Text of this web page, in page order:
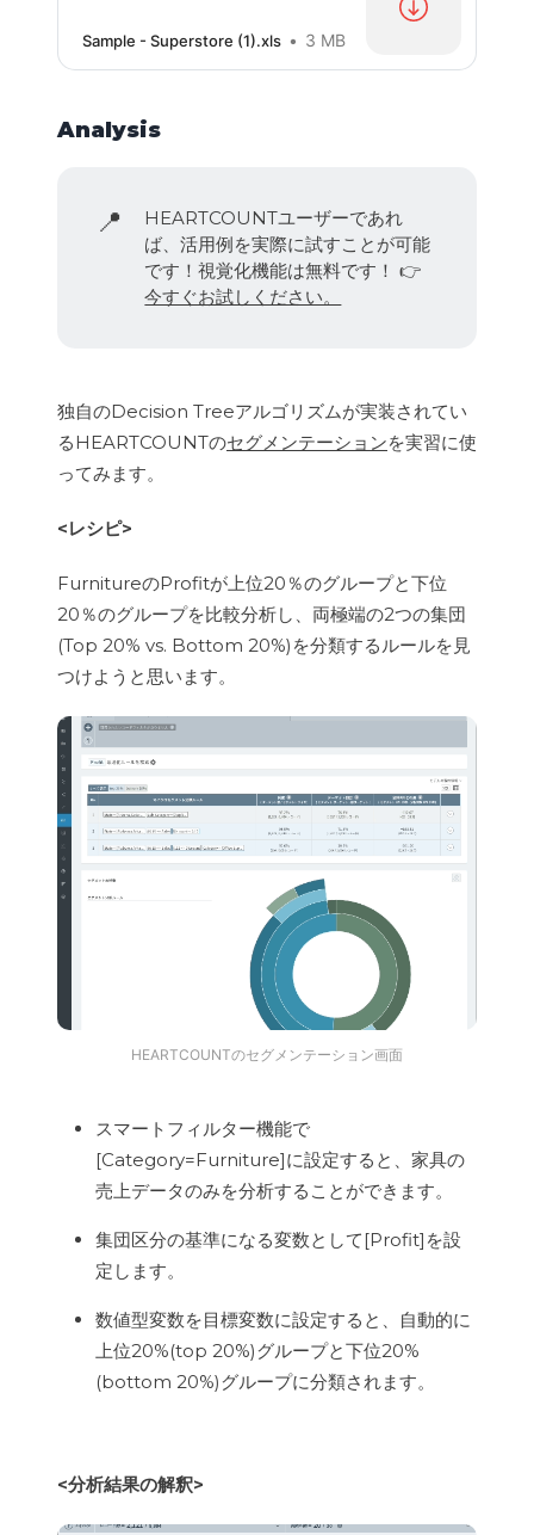
Sample - Superstore (1).xls 3 MB
Analysis
📍
HEARTCOUNTユーザーであれ
ば、活用例を実際に試すことが可能
です！視覚化機能は無料です！ 👉
今すぐお試しください。
独自のDecision Treeアルゴリズムが実装されてい
るHEARTCOUNTのセグメンテーションを実習に使
ってみます。
<レシピ>
FurnitureのProfitが上位20％のグループと下位
20％のグループを比較分析し、両極端の2つの集団
(Top 20% vs. Bottom 20%)を分類するルールを見
つけようと思います。
HEARTCOUNTのセグメンテーション画面
スマートフィルター機能で
[Category=Furniture]に設定すると、家具の
売上データのみを分析することができます。
集団区分の基準になる変数として[Profit]を設
定します。
数値型変数を目標変数に設定すると、自動的に
上位20%(top 20%)グループと下位20%
(bottom 20%)グループに分類されます。
<分析結果の解釈>